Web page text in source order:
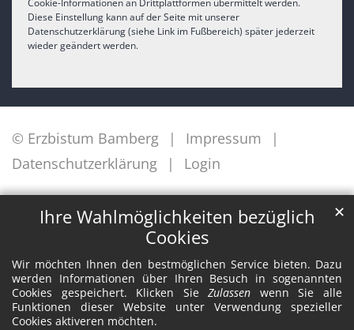
Ihre Wahlmöglichkeiten bezüglich
Cookies
Wir möchten Ihnen den bestmöglichen Service bieten. Dazu
werden Informationen über Ihren Besuch in sogenannten
Cookies gespeichert. Klicken SieZulassen wenn Sie alle
Funktionen dieser Website unter Verwendung spezieller
Cookies aktiveren möchten.
✕
Diese Einstellung kann auf der Seite mit unserer
Datenschutzerklärung (siehe Link im Fußbereich) später jederzeit
wieder geändert werden.
© Erzbistum Bamberg
Impressum
Datenschutzerklärung
Login